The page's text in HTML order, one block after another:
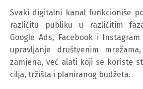
Svaki digitalni kanal funkcioniše
različitu publiku u različitim
Google Ads, Facebook i
upravljanje društvenim
zamjena, već alati koji se koriste
cilja, tržišta i planiranog budžeta.